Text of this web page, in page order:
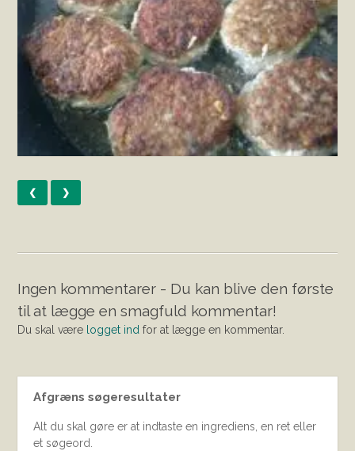
❮ ❯
Ingen kommentarer - Du kan blive den første
til at lægge en smagfuld kommentar!
Du skal være logget ind for at lægge en kommentar.
Afgræns søgeresultater
Alt du skal gøre er at indtaste en ingrediens, en ret eller
et søgeord.